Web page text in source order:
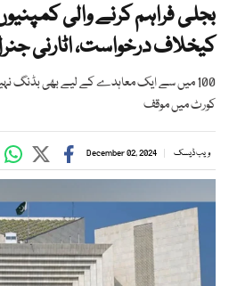
بجلی فراہم کرنے والی
کیخلاف درخواست، اٹارنی
100 میں سے ایک معاہدے کے لیے بھی بڈنگ
کورٹ میں موقف
ویب ڈیسک December 02, 2024